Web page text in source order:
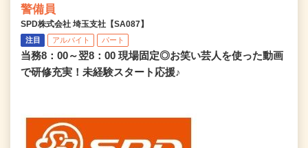
警備員
SPD株式会社 埼玉支社【SA087】
注目 アルバイト パート
当務8：00～翌8：00 現場固定◎お笑い芸人を使った動画
で研修充実！未経験スタート応援♪